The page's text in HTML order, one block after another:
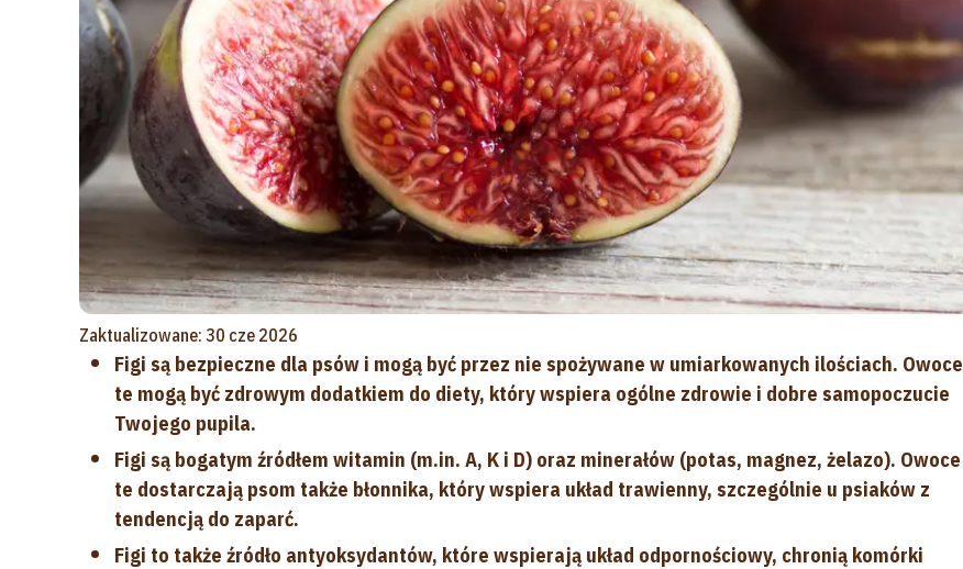
Zaktualizowane: 30 cze 2026
Figi są bezpieczne dla psów i mogą być przez nie spożywane w umiarkowanych ilościach. Owoce
te mogą być zdrowym dodatkiem do diety, który wspiera ogólne zdrowie i dobre samopoczucie
Twojego pupila.
Figi są bogatym źródłem witamin (m.in. A, K i D) oraz minerałów (potas, magnez, żelazo). Owoce
te dostarczają psom także błonnika, który wspiera układ trawienny, szczególnie u psiaków z
tendencją do zaparć.
Figi to także źródło antyoksydantów, które wspierają układ odpornościowy, chronią komórki